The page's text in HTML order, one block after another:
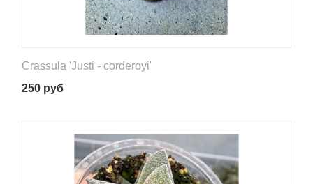
Crassula 'Justi - corderoyi'
250 руб